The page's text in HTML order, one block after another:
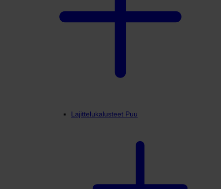
Lajittelukalusteet Puu